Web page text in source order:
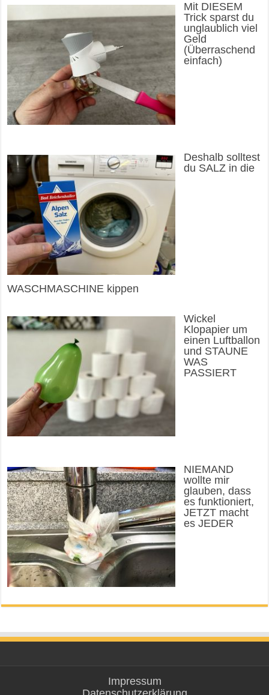
Mit DIESEM
Trick sparst du
unglaublich viel
Geld
(Überraschend
einfach)
Deshalb solltest
du SALZ in die
WASCHMASCHINE kippen
Wickel
Klopapier um
einen Luftballon
und STAUNE
WAS
PASSIERT
NIEMAND
wollte mir
glauben, dass
es funktioniert,
JETZT macht
es JEDER
Impressum